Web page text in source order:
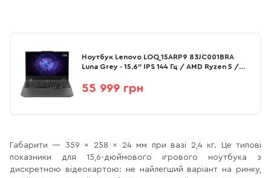
Ноутбук Lenovo LOQ 15ARP9 83JC001BRA
Luna Grey - 15.6" IPS 144 Гц / AMD Ryzen 5 /
GeForce RTX 3050
55 999 грн
Габарити — 359 × 258 × 24 мм при вазі 2,4 кг. Це типові
показники для 15,6-дюймового ігрового ноутбука з
дискретною відеокартою: не найлегший варіант на ринку,